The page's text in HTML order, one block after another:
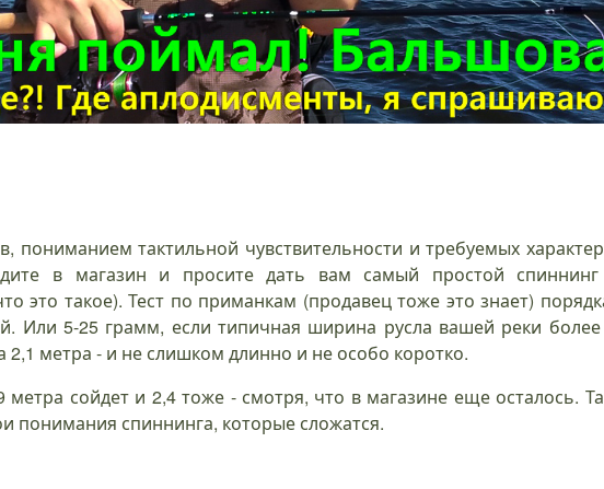
пониманием тактильной чувствительности и требуемых
в магазин и просите дать вам самый простой спиннинг
это такое). Тест по приманкам (продавец тоже это знает)
Или 5-25 грамм, если типичная ширина русла вашей реки более
2,1 метра - и не слишком длинно и не особо коротко.
сойдет и 2,4 тоже - смотря, что в магазине еще осталось.
понимания спиннинга, которые сложатся.